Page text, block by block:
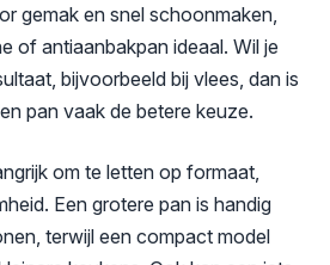
gemak en snel schoonmaken,
of antiaanbakpan ideaal. Wil je
bijvoorbeeld bij vlees, dan is
pan vaak de betere keuze.
om te letten op formaat,
Een grotere pan is handig
terwijl een compact model